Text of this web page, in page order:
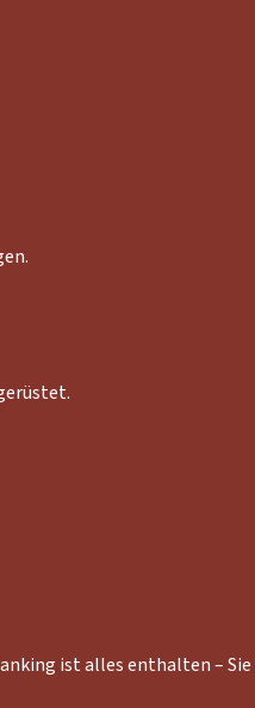
ist alles enthalten –